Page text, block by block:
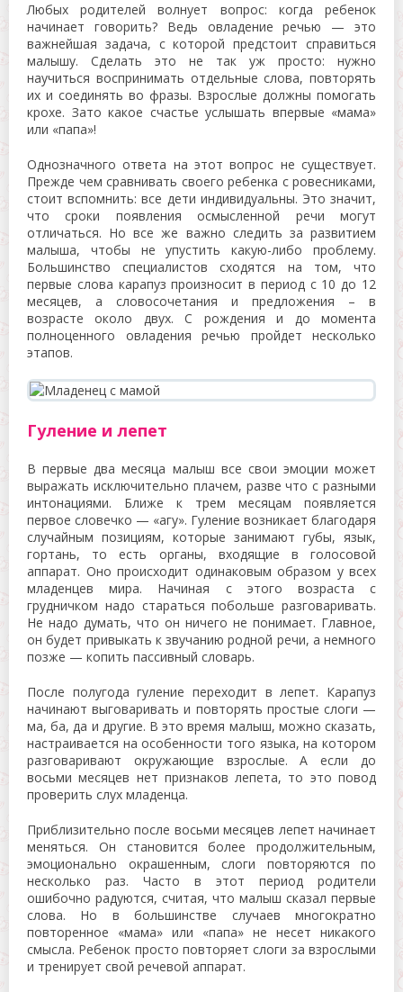
Любых родителей волнует вопрос: когда ребенок
начинает говорить? Ведь овладение речью — это
важнейшая задача, с которой предстоит справиться
малышу. Сделать это не так уж просто: нужно
научиться воспринимать отдельные слова, повторять
их и соединять во фразы. Взрослые должны помогать
крохе. Зато какое счастье услышать впервые «мама»
или «папа»!
Однозначного ответа на этот вопрос не существует.
Прежде чем сравнивать своего ребенка с ровесниками,
стоит вспомнить: все дети индивидуальны. Это значит,
что сроки появления осмысленной речи могут
отличаться. Но все же важно следить за развитием
малыша, чтобы не упустить какую-либо проблему.
Большинство специалистов сходятся на том, что
первые слова карапуз произносит в период с 10 до 12
месяцев, а словосочетания и предложения – в
возрасте около двух. С рождения и до момента
полноценного овладения речью пройдет несколько
этапов.
Гуление и лепет
В первые два месяца малыш все свои эмоции может
выражать исключительно плачем, разве что с разными
интонациями. Ближе к трем месяцам появляется
первое словечко — «агу». Гуление возникает благодаря
случайным позициям, которые занимают губы, язык,
гортань, то есть органы, входящие в голосовой
аппарат. Оно происходит одинаковым образом у всех
младенцев мира. Начиная с этого возраста с
грудничком надо стараться побольше разговаривать.
Не надо думать, что он ничего не понимает. Главное,
он будет привыкать к звучанию родной речи, а немного
позже — копить пассивный словарь.
После полугода гуление переходит в лепет. Карапуз
начинают выговаривать и повторять простые слоги —
ма, ба, да и другие. В это время малыш, можно сказать,
настраивается на особенности того языка, на котором
разговаривают окружающие взрослые. А если до
восьми месяцев нет признаков лепета, то это повод
проверить слух младенца.
Приблизительно после восьми месяцев лепет начинает
меняться. Он становится более продолжительным,
эмоционально окрашенным, слоги повторяются по
несколько раз. Часто в этот период родители
ошибочно радуются, считая, что малыш сказал первые
слова. Но в большинстве случаев многократно
повторенное «мама» или «папа» не несет никакого
смысла. Ребенок просто повторяет слоги за взрослыми
и тренирует свой речевой аппарат.